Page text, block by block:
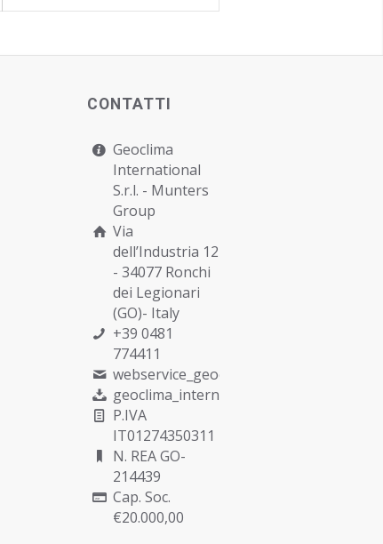
CONTATTI
Geoclima
International
S.r.l. - Munters
Group
Via
dell’Industria 12
- 34077 Ronchi
dei Legionari
(GO)- Italy
+39 0481
774411
webservice_geoclima@munters.com
geoclima_international@pec.it
P.IVA
IT01274350311
N. REA GO-
214439
Cap. Soc.
€20.000,00